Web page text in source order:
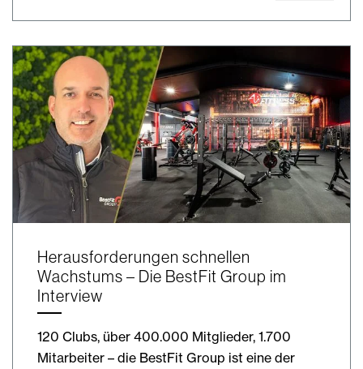
Herausforderungen schnellen
Wachstums – Die BestFit Group im
Interview
120 Clubs, über 400.000 Mitglieder, 1.700
Mitarbeiter – die BestFit Group ist eine der